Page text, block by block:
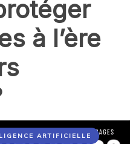
à l’ère
ARTIFICIELLE